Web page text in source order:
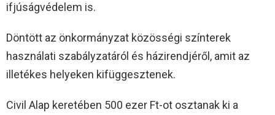
ifjúságvédelem is.
Döntött az önkormányzat közösségi színterek
használati szabályzatáról és házirendjéről, amit az
illetékes helyeken kifüggesztenek.
Civil Alap keretében 500 ezer Ft-ot osztanak ki a